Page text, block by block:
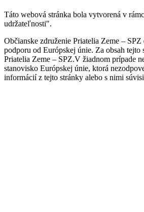
Táto webová stránka bola vytvorená v
udržateľnosti".
Občianske združenie Priatelia Zeme –
podporu od Európskej únie. Za obsah tejto
Priatelia Zeme – SPZ.V žiadnom prípade
stanovisko Európskej únie, ktorá
informácií z tejto stránky alebo s nimi